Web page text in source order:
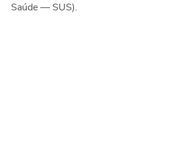
Saúde — SUS).